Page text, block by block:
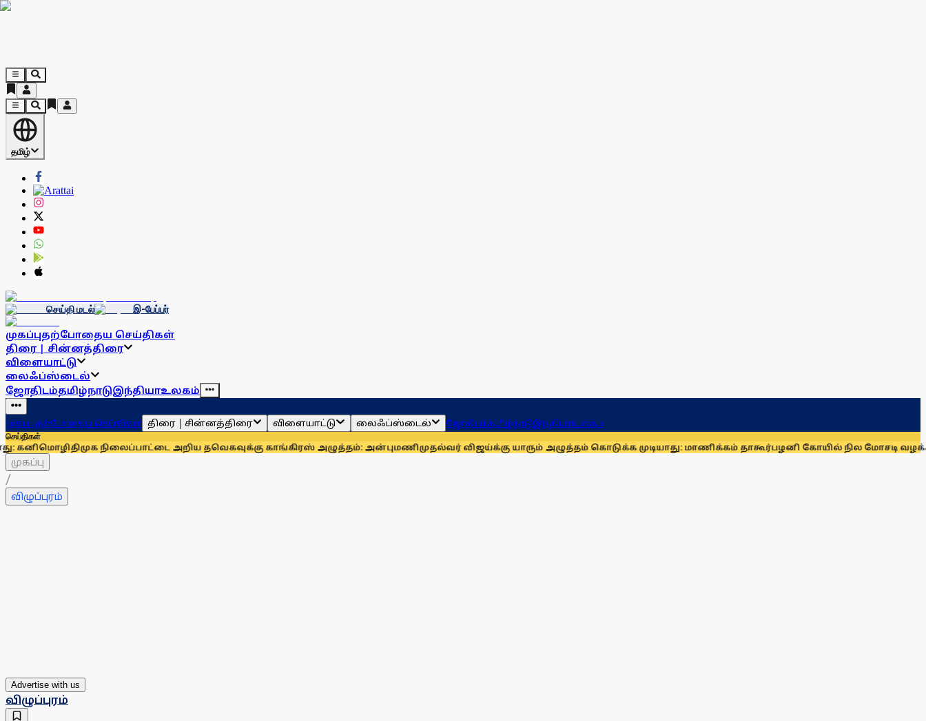
தமிழ்
செய்தி மடல் இ-பேப்பர்
முகப்புதற்போதைய செய்திகள்
திரை | சின்னத்திரை
விளையாட்டு
லைஃப்ஸ்டைல்
ஜோதிடம்தமிழ்நாடுஇந்தியாஉலகம்
முகப்புதற்போதைய செய்திகள் திரை | சின்னத்திரை விளையாட்டு லைஃப்ஸ்டைல் ஜோதிடம்தமிழ்நாடுஇந்தியாஉலகம்
செய்திகள்
திமுக நிலைப்பாட்டை அறிய தவெகவுக்கு காங்கிரஸ் அழுத்தம்: அன்புமணிமுதல்வர் விஜய்க்கு யாரும் அழுத்தம் கொடுக்க முடியாது: மாணிக்கம் தாகூர்பழனி கோயில் நில மோசடி வழக்கில்
முகப்பு
/
விழுப்புரம்
Advertise with us
விழுப்புரம்